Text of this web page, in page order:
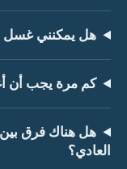
هل يمكنني غسل
كم مرة يجب أن
هل هناك فرق بين
العادي؟